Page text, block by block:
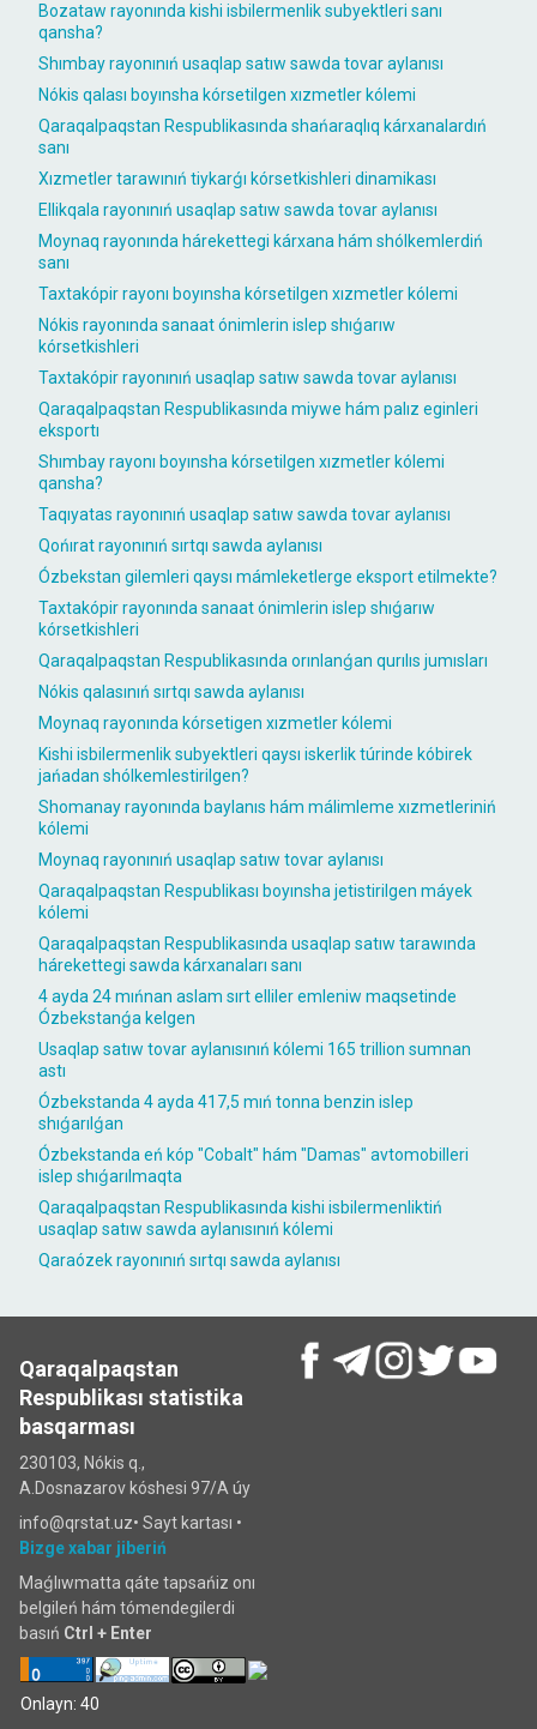
Bozataw rayonında kishi isbilermenlik subyektleri sanı
qansha?
Shımbay rayonınıń usaqlap satıw sawda tovar aylanısı
Nókis qalası boyınsha kórsetilgen xızmetler kólemi
Qaraqalpaqstan Respublikasında shańaraqlıq kárxanalardıń
sanı
Xızmetler tarawınıń tiykarǵı kórsetkishleri dinamikası
Ellikqala rayonınıń usaqlap satıw sawda tovar aylanısı
Moynaq rayonında hárekettegi kárxana hám shólkemlerdiń
sanı
Taxtakópir rayonı boyınsha kórsetilgen xızmetler kólemi
Nókis rayonında sanaat ónimlerin islep shıǵarıw
kórsetkishleri
Taxtakópir rayonınıń usaqlap satıw sawda tovar aylanısı
Qaraqalpaqstan Respublikasında miywe hám palız eginleri
eksportı
Shımbay rayonı boyınsha kórsetilgen xızmetler kólemi
qansha?
Taqıyatas rayonınıń usaqlap satıw sawda tovar aylanısı
Qońırat rayonınıń sırtqı sawda aylanısı
Ózbekstan gilemleri qaysı mámleketlerge eksport etilmekte?
Taxtakópir rayonında sanaat ónimlerin islep shıǵarıw
kórsetkishleri
Qaraqalpaqstan Respublikasında orınlanǵan qurılıs jumısları
Nókis qalasınıń sırtqı sawda aylanısı
Moynaq rayonında kórsetigen xızmetler kólemi
Kishi isbilermenlik subyektleri qaysı iskerlik túrinde kóbirek
jańadan shólkemlestirilgen?
Shomanay rayonında baylanıs hám málimleme xızmetleriniń
kólemi
Moynaq rayonınıń usaqlap satıw tovar aylanısı
Qaraqalpaqstan Respublikası boyınsha jetistirilgen máyek
kólemi
Qaraqalpaqstan Respublikasında usaqlap satıw tarawında
hárekettegi sawda kárxanaları sanı
4 ayda 24 mıńnan aslam sırt elliler emleniw maqsetinde
Ózbekstanǵa kelgen
Usaqlap satıw tovar aylanısınıń kólemi 165 trillion sumnan
astı
Ózbekstanda 4 ayda 417,5 mıń tonna benzin islep
shıǵarılǵan
Ózbekstanda eń kóp "Cobalt" hám "Damas" avtomobilleri
islep shıǵarılmaqta
Qaraqalpaqstan Respublikasında kishi isbilermenliktiń
usaqlap satıw sawda aylanısınıń kólemi
Qaraózek rayonınıń sırtqı sawda aylanısı
Qaraqalpaqstan
Respublikası statistika
basqarması
230103, Nókis q.,
A.Dosnazarov kóshesi 97/A úy
info@qrstat.uz• Sayt kartası •
Bizge xabar jiberiń
Maǵlıwmatta qáte tapsańiz onı
belgileń hám tómendegilerdi
basıń Ctrl + Enter
Onlayn: 40